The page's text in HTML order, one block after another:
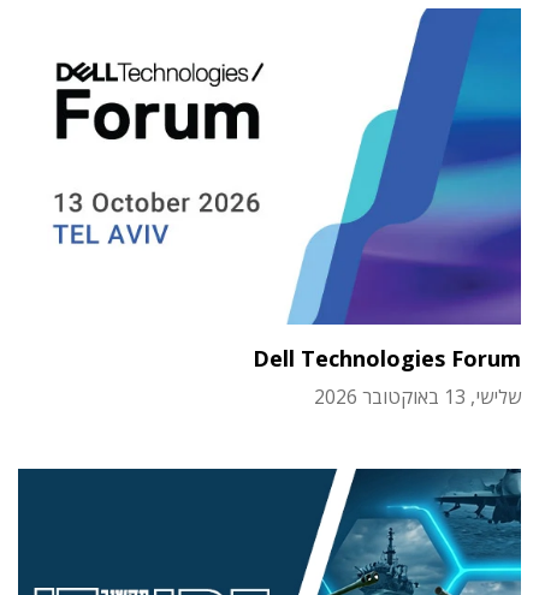
Dell Technologies Forum
שלישי, 13 באוקטובר 2026